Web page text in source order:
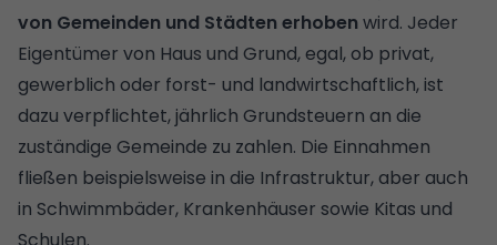
von Gemeinden und Städten erhoben wird. Jeder
Eigentümer von Haus und Grund, egal, ob privat,
gewerblich oder forst- und landwirtschaftlich, ist
dazu verpflichtet, jährlich Grundsteuern an die
zuständige Gemeinde zu zahlen. Die Einnahmen
fließen beispielsweise in die Infrastruktur, aber auch
in Schwimmbäder, Krankenhäuser sowie Kitas und
Schulen.